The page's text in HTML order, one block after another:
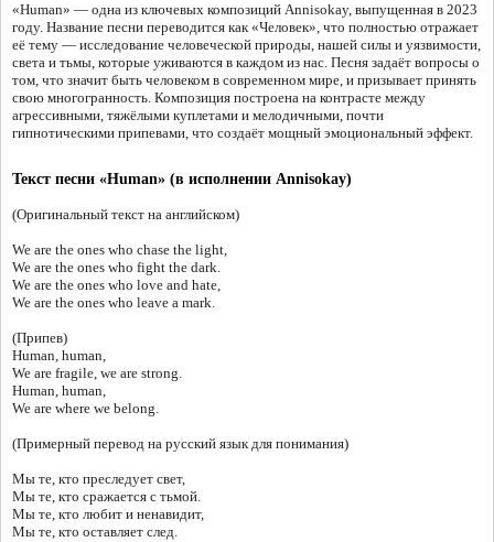
«Human» — одна из ключевых композиций Annisokay, выпущенная в 2023
году. Название песни переводится как «Человек», что полностью отражает
её тему — исследование человеческой природы, нашей силы и уязвимости,
света и тьмы, которые уживаются в каждом из нас. Песня задаёт вопросы о
том, что значит быть человеком в современном мире, и призывает принять
свою многогранность. Композиция построена на контрасте между
агрессивными, тяжёлыми куплетами и мелодичными, почти
гипнотическими припевами, что создаёт мощный эмоциональный эффект.
Текст песни «Human» (в исполнении Annisokay)
(Оригинальный текст на английском)
We are the ones who chase the light,
We are the ones who fight the dark.
We are the ones who love and hate,
We are the ones who leave a mark.
(Припев)
Human, human,
We are fragile, we are strong.
Human, human,
We are where we belong.
(Примерный перевод на русский язык для понимания)
Мы те, кто преследует свет,
Мы те, кто сражается с тьмой.
Мы те, кто любит и ненавидит,
Мы те, кто оставляет след.